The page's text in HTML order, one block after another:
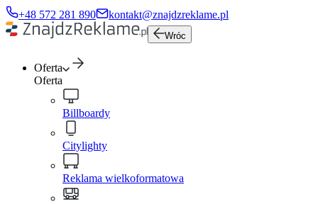
+48 572 281 890 kontakt@znajdzreklame.pl
Wróc
Oferta
Oferta
Billboardy
Citylighty
Reklama wielkoformatowa